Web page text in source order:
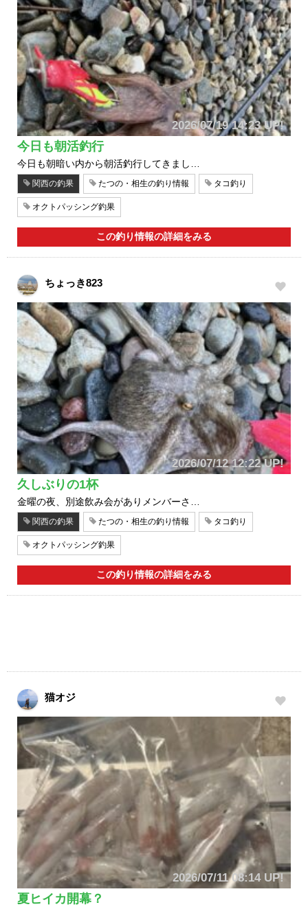
2026/07/19 14:23 UP!
今日も朝活釣行
今日も朝暗い内から朝活釣行してきまし…
関西の釣果 たつの・相生の釣り情報 タコ釣り
オクトパッシング釣果
この釣り情報の詳細をみる
ちょっき823
2026/07/12 12:22 UP!
久しぶりの1杯
金曜の夜、別途飲み会がありメンバーさ…
関西の釣果 たつの・相生の釣り情報 タコ釣り
オクトパッシング釣果
この釣り情報の詳細をみる
猫オジ
2026/07/11 08:14 UP!
夏ヒイカ開幕？